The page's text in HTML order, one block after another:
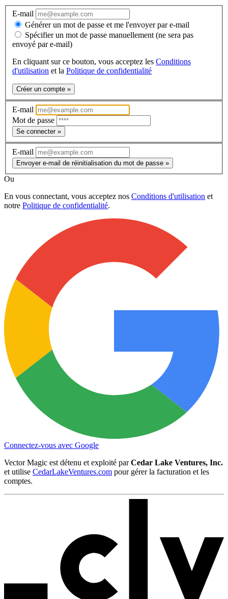
E-mail
Générer un mot de passe et me l'envoyer par e-mail
Spécifier un mot de passe manuellement (ne sera pas
envoyé par e-mail)
En cliquant sur ce bouton, vous acceptez les Conditions
d'utilisation et la Politique de confidentialité
Créer un compte »
E-mail
Mot de passe
Se connecter »
E-mail
Envoyer e-mail de réinitialisation du mot de passe »
Ou
En vous connectant, vous acceptez nos Conditions d'utilisation et
notre Politique de confidentialité.
Connectez-vous avec Google
Vector Magic est détenu et exploité parCedar Lake Ventures, Inc.
et utilise CedarLakeVentures.com pour gérer la facturation et les
comptes.